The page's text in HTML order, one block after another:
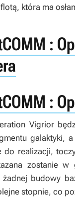
która ma
:
:
Vigrior
galaktyki,
do realizacji,
zostanie w
budowy
stopnie, co